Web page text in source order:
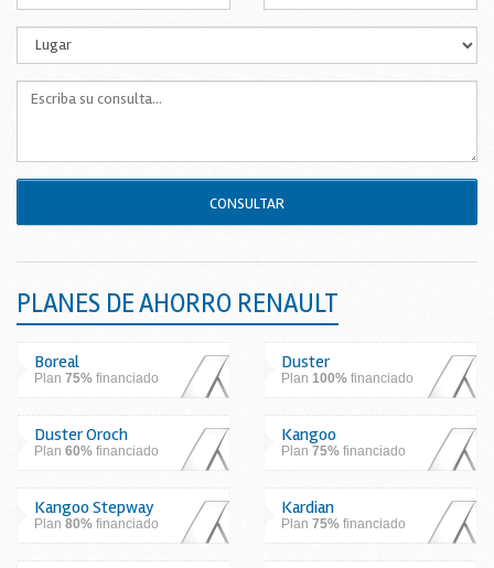
CONSULTAR
PLANES DE AHORRO RENAULT
Boreal
Plan 75% financiado
Duster
Plan 100% financiado
Duster Oroch
Plan 60% financiado
Kangoo
Plan 75% financiado
Kangoo Stepway
Plan 80% financiado
Kardian
Plan 75% financiado